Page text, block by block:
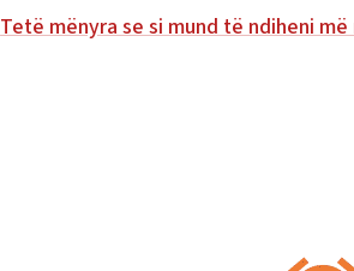
Tetë mënyra se si mund të ndiheni